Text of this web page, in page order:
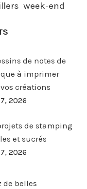
week-end
de notes de
à imprimer
créations
2026
de stamping
et sucrés
2026
de belles